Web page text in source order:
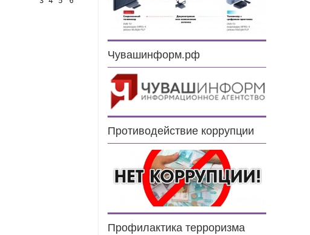
Чувашинформ.рф
Противодействие коррупции
Профилактика терроризма